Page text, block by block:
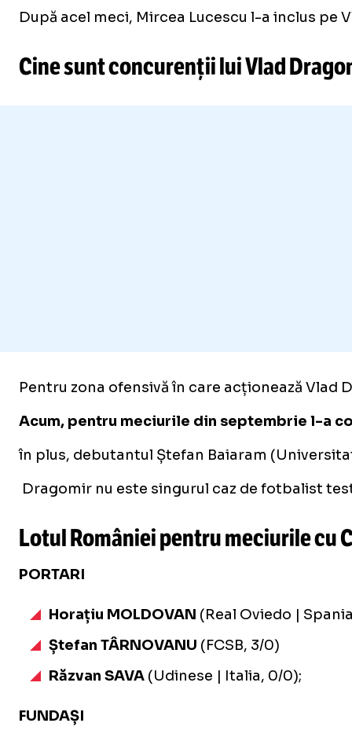
După acel meci, Mircea Lucescu l-a inclus
Cine sunt concurenții lui Vlad
Pentru zona ofensivă în care acționează Vlad
Acum, pentru meciurile din septembrie l-a
în plus, debutantul Ștefan Baiaram
Dragomir nu este singurul caz de fotbalist
Lotul României pentru meciurile cu
PORTARI
Horațiu MOLDOVAN (Real Oviedo |
Ștefan TÂRNOVANU (FCSB, 3/0)
Răzvan SAVA(Udinese | Italia, 0/0);
FUNDAȘI